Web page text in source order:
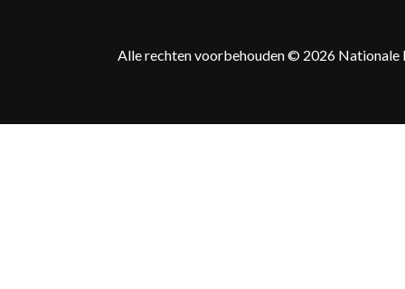
Alle rechten voorbehouden © 2026 Nationale